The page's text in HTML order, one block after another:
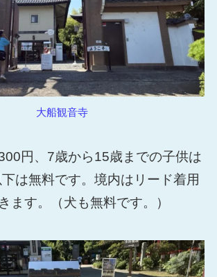
大船観音寺
円、7歳から15歳までの子供は
は無料です。境内はリード着用
ます。（犬も無料です。）